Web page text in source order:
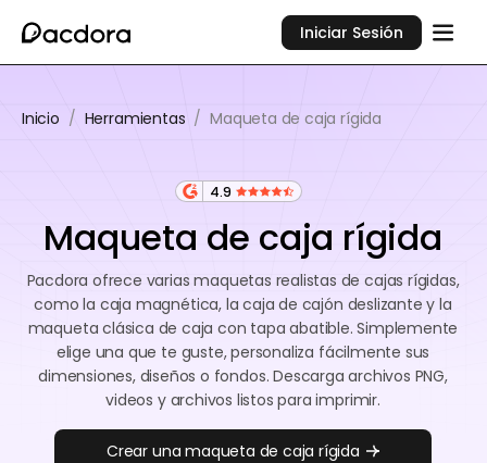
Iniciar Sesión
Inicio / Herramientas / Maqueta de caja rígida
4.9
Maqueta de caja rígida
Pacdora ofrece varias maquetas realistas de cajas rígidas,
como la caja magnética, la caja de cajón deslizante y la
maqueta clásica de caja con tapa abatible. Simplemente
elige una que te guste, personaliza fácilmente sus
dimensiones, diseños o fondos. Descarga archivos PNG,
videos y archivos listos para imprimir.
Crear una maqueta de caja rígida